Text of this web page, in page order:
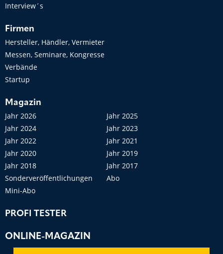
Interview´s
Firmen
Hersteller, Händler, Vermieter
Messen, Seminare, Kongresse
Verbände
Startup
Magazin
Jahr 2026
Jahr 2025
Jahr 2024
Jahr 2023
Jahr 2022
Jahr 2021
Jahr 2020
Jahr 2019
Jahr 2018
Jahr 2017
Sonderveröffentlichungen
Abo
Mini-Abo
PROFI TESTER
ONLINE-MAGAZIN